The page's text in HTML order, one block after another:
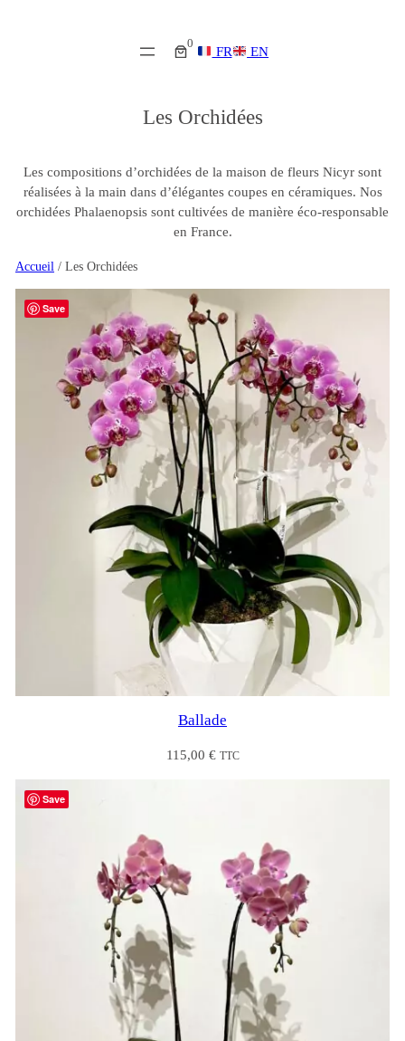
0
FR EN
Les Orchidées
Les compositions d’orchidées de la maison de fleurs Nicyr sont
réalisées à la main dans d’élégantes coupes en céramiques. Nos
orchidées Phalaenopsis sont cultivées de manière éco-responsable
en France.
Accueil / Les Orchidées
Save
Ballade
115,00 € TTC
Save